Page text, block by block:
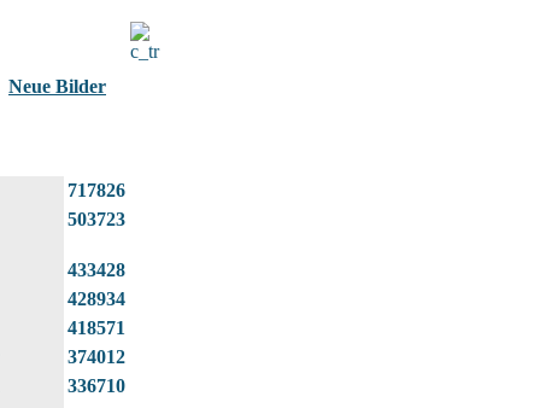
Neue Bilder
717826
503723
433428
428934
418571
374012
336710